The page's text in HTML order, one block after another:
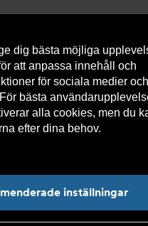
dig bästa möjliga
att anpassa innehåll och
för sociala medier
bästa
alla cookies, men du
efter dina behov.
inställningar
Kontakta oss
Hitta det du